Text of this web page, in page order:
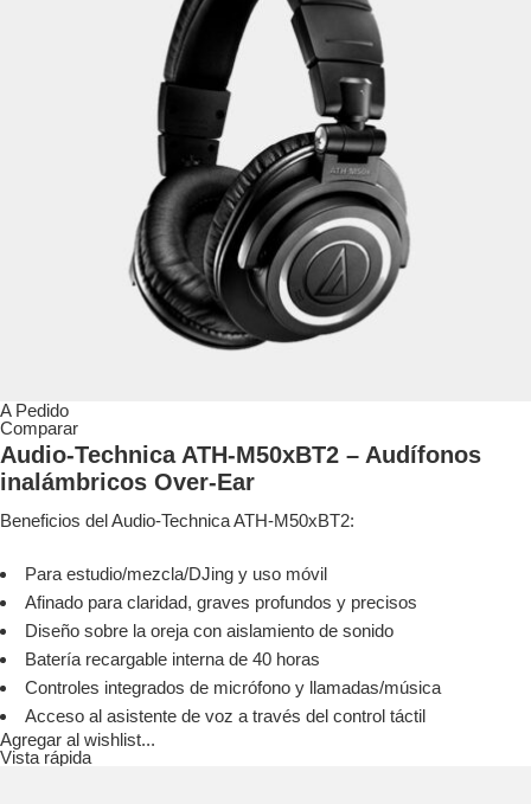
A Pedido
Comparar
Audio-Technica ATH-M50xBT2 – Audífonos
inalámbricos Over-Ear
Beneficios del Audio-Technica ATH-M50xBT2:
Para estudio/mezcla/DJing y uso móvil
Afinado para claridad, graves profundos y precisos
Diseño sobre la oreja con aislamiento de sonido
Batería recargable interna de 40 horas
Controles integrados de micrófono y llamadas/música
Acceso al asistente de voz a través del control táctil
Agregar al wishlist...
Vista rápida